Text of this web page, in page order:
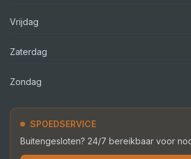
Vrijdag
Zaterdag
Zondag
SPOEDSERVICE
Buitengesloten? 24/7 bereikbaar voor